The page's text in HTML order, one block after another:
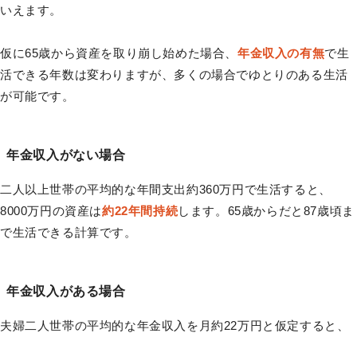
いえます。
仮に65歳から資産を取り崩し始めた場合、年金収入の有無で生
活できる年数は変わりますが、多くの場合でゆとりのある生活
が可能です。
年金収入がない場合
二人以上世帯の平均的な年間支出約360万円で生活すると、
8000万円の資産は約22年間持続します。65歳からだと87歳頃ま
で生活できる計算です。
年金収入がある場合
夫婦二人世帯の平均的な年金収入を月約22万円と仮定すると、